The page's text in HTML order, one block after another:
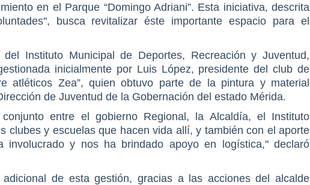
en el Parque “Domingo Adriani”. Esta iniciativa, descrita
busca revitalizar éste importante espacio para el
Instituto Municipal de Deportes, Recreación y Juventud,
inicialmente por Luis López, presidente del club de
atléticos Zea”, quien obtuvo parte de la pintura y material
de Juventud de la Gobernación del estado Mérida.
entre el gobierno Regional, la Alcaldía, el Instituto
clubes y escuelas que hacen vida allí, y también con el aporte
involucrado y nos ha brindado apoyo en logística," declaró
de esta gestión, gracias a las acciones del alcalde